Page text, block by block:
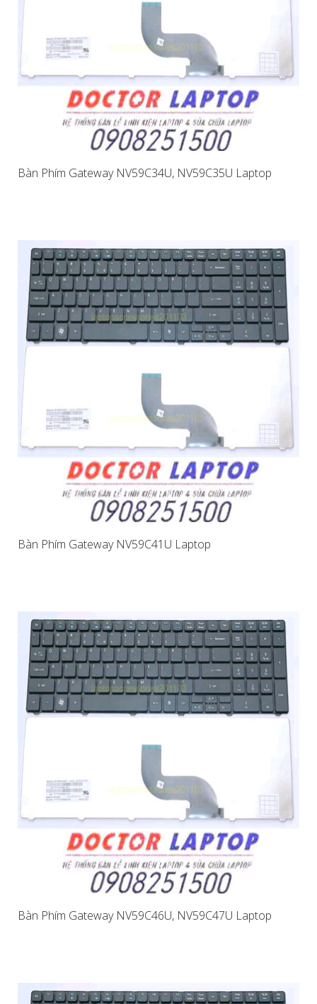
Bàn Phím Gateway NV59C34U, NV59C35U Laptop
Bàn Phím Gateway NV59C41U Laptop
Bàn Phím Gateway NV59C46U, NV59C47U Laptop